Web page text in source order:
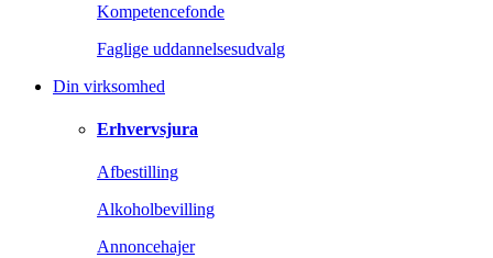
Kompetencefonde
Faglige uddannelsesudvalg
Din virksomhed
Erhvervsjura
Afbestilling
Alkoholbevilling
Annoncehajer